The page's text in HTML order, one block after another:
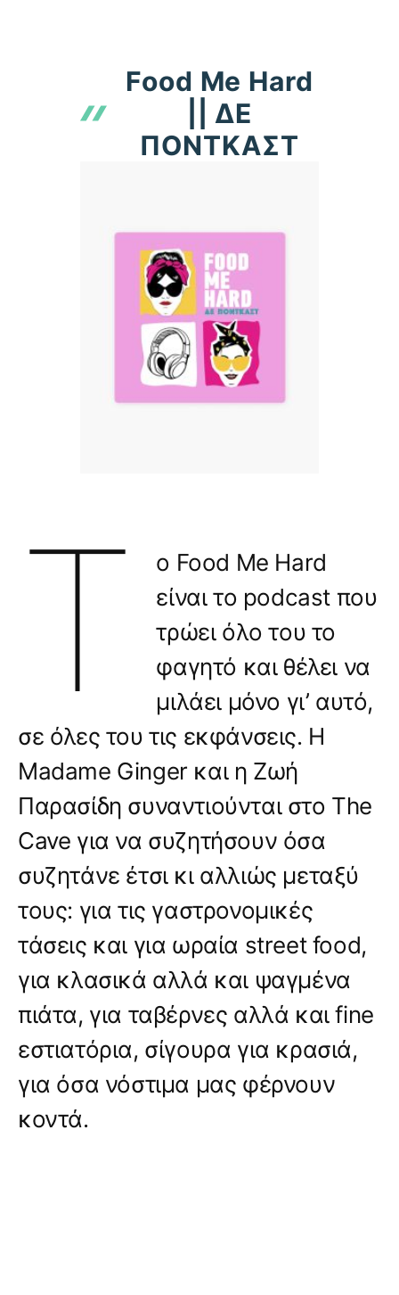
Food Me Hard
|| ΔΕ
ΠΟΝΤΚΑΣΤ
Τ
ο Food Me Hard
είναι το podcast που
τρώει όλο του το
φαγητό και θέλει να
μιλάει μόνο γι’ αυτό,
σε όλες του τις εκφάνσεις. Η
Madame Ginger και η Ζωή
Παρασίδη συναντιούνται στο The
Cave για να συζητήσουν όσα
συζητάνε έτσι κι αλλιώς μεταξύ
τους: για τις γαστρονομικές
τάσεις και για ωραία street food,
για κλασικά αλλά και ψαγμένα
πιάτα, για ταβέρνες αλλά και fine
εστιατόρια, σίγουρα για κρασιά,
για όσα νόστιμα μας φέρνουν
κοντά.